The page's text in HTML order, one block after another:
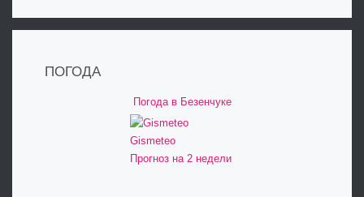
ПОГОДА
Погода в Безенчуке
Gismeteo
Прогноз на 2 недели